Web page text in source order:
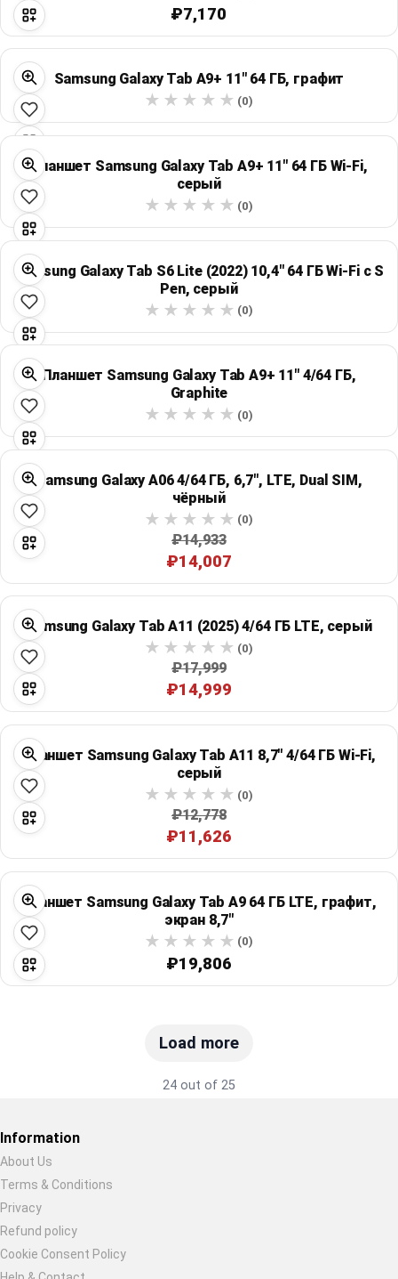
₽7,170
Samsung Galaxy Tab A9+ 11" 64 ГБ, графит
(0)
Планшет Samsung Galaxy Tab A9+ 11" 64 ГБ Wi‑Fi,
серый
(0)
Samsung Galaxy Tab S6 Lite (2022) 10,4" 64 ГБ Wi‑Fi с S
Pen, серый
(0)
Планшет Samsung Galaxy Tab A9+ 11" 4/64 ГБ,
Graphite
(0)
Samsung Galaxy A06 4/64 ГБ, 6,7", LTE, Dual SIM,
чёрный
(0)
₽14,933
₽14,007
Samsung Galaxy Tab A11 (2025) 4/64 ГБ LTE, серый
(0)
₽17,999
₽14,999
Планшет Samsung Galaxy Tab A11 8,7" 4/64 ГБ Wi‑Fi,
серый
(0)
₽12,778
₽11,626
Планшет Samsung Galaxy Tab A9 64 ГБ LTE, графит,
экран 8,7"
(0)
₽19,806
Load more
24 out of 25
Restore previous
Information
About Us
Terms & Conditions
Privacy
Refund policy
Cookie Consent Policy